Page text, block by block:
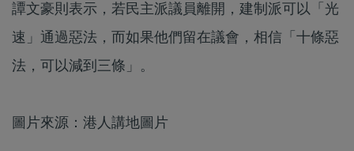
譚文豪則表示，若民主派議員離開，建制派可以「光
速」通過惡法，而如果他們留在議會，相信「十條惡
法，可以減到三條」。
圖片來源：港人講地圖片